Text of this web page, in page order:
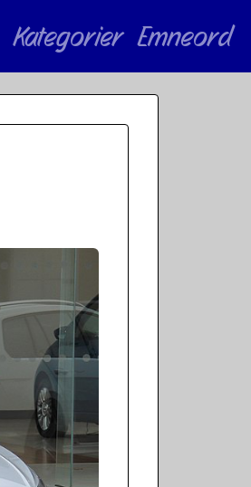
Kategorier Emneord